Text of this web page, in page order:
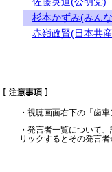
杉本かずみ(みん
赤嶺政賢(日本共
・視聴画面右下の「歯
・発言者一覧について
リックするとその発言者